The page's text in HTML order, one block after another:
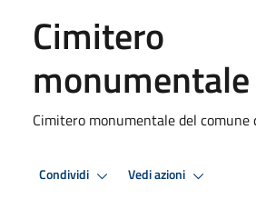
Cimitero
monumentale
Cimitero monumentale del comune
Condividi Vedi azioni